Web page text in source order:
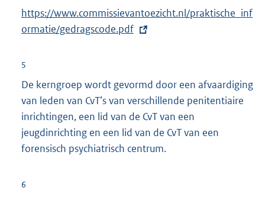
E
x
e
i
:
https://www.commissievantoezicht.nl/praktische_inf
ormatie/gedragscode.pdf
5
De kerngroep wordt gevormd door een afvaardiging
van leden van CvT’s van verschillende penitentiaire
inrichtingen, een lid van de CvT van een
jeugdinrichting en een lid van de CvT van een
forensisch psychiatrisch centrum.
6